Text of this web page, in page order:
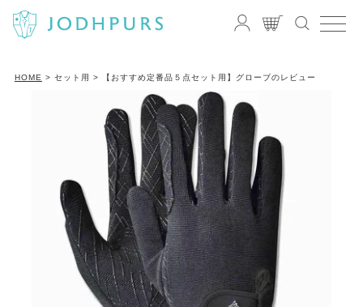
HOME セット用 【おすすめ定番品５点セット用】グローブのレビュー